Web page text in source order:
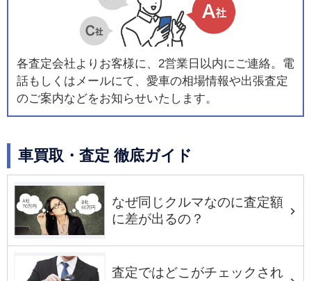
各査定会社よりお客様に、2営業日以内にご連絡。電
話もしくはメールにて、愛車の相場情報や出張査定
のご案内などをお知らせいたします。
車買取・査定 徹底ガイド
なぜ同じクルマなのに査定額
に差が出るの？
査定ではどこがチェックされ